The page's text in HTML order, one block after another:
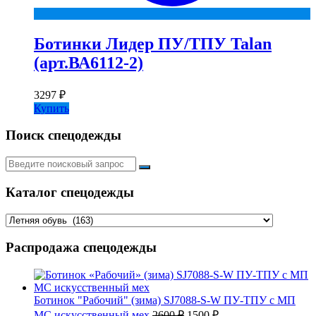
Ботинки Лидер ПУ/ТПУ Talan
(арт.ВА6112-2)
3297 ₽
Купить
Поиск спецодежды
Искать:
Каталог спецодежды
Распродажа спецодежды
Ботинок "Рабочий" (зима) SJ7088-S-W ПУ-ТПУ с МП
Первоначальная
Текущая